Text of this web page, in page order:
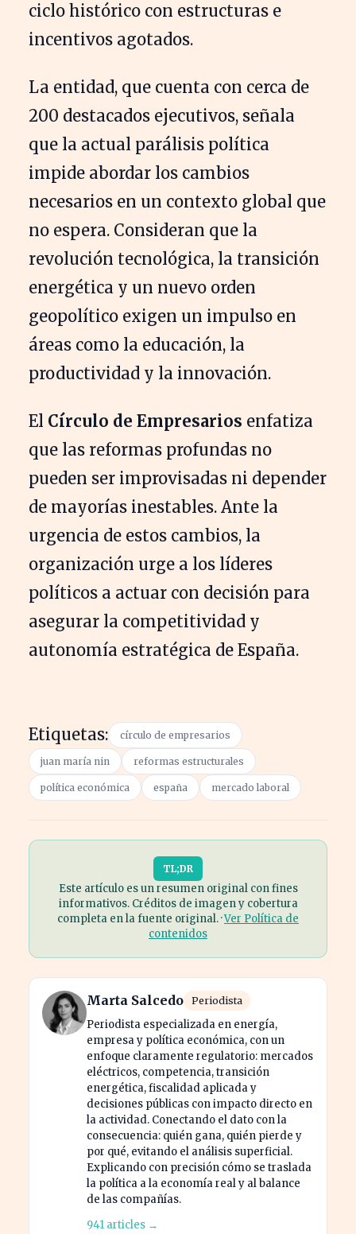
ciclo histórico con estructuras e
incentivos agotados.
La entidad, que cuenta con cerca de
200 destacados ejecutivos, señala
que la actual parálisis política
impide abordar los cambios
necesarios en un contexto global que
no espera. Consideran que la
revolución tecnológica, la transición
energética y un nuevo orden
geopolítico exigen un impulso en
áreas como la educación, la
productividad y la innovación.
El Círculo de Empresarios enfatiza
que las reformas profundas no
pueden ser improvisadas ni depender
de mayorías inestables. Ante la
urgencia de estos cambios, la
organización urge a los líderes
políticos a actuar con decisión para
asegurar la competitividad y
autonomía estratégica de España.
Etiquetas: círculo de empresarios
juan maría nin reformas estructurales
política económica españa mercado laboral
TL;DR
Este artículo es un resumen original con fines
informativos. Créditos de imagen y cobertura
completa en la fuente original. ·Ver Política de
contenidos
Marta Salcedo Periodista
Periodista especializada en energía,
empresa y política económica, con un
enfoque claramente regulatorio: mercados
eléctricos, competencia, transición
energética, fiscalidad aplicada y
decisiones públicas con impacto directo en
la actividad. Conectando el dato con la
consecuencia: quién gana, quién pierde y
por qué, evitando el análisis superficial.
Explicando con precisión cómo se traslada
la política a la economía real y al balance
de las compañías.
941 articles →